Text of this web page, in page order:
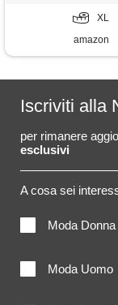
XL
amazon
Iscriviti alla
per rimanere
esclusivi
A cosa sei
Moda Donna
Moda Uomo